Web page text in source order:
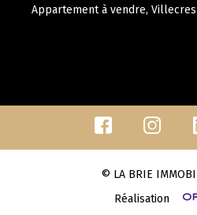
Appartement à vendre,
© LA BRIE
Réalisation